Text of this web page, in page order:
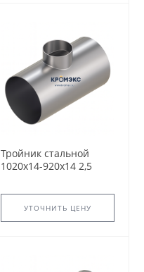
Тройник стальной
1020x14-920х14 2,5
5.903-13 переходный
сварнойУТОЧНИТЬ ЦЕНУ